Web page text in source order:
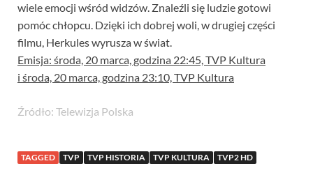
wiele emocji wśród widzów. Znaleźli się ludzie gotowi
pomóc chłopcu. Dzięki ich dobrej woli, w drugiej części
filmu, Herkules wyrusza w świat.
Emisja: środa, 20 marca, godzina 22:45, TVP Kultura
i środa, 20 marca, godzina 23:10, TVP Kultura
Źródło: Telewizja Polska
TAGGED TVP TVP HISTORIA TVP KULTURA TVP2 HD